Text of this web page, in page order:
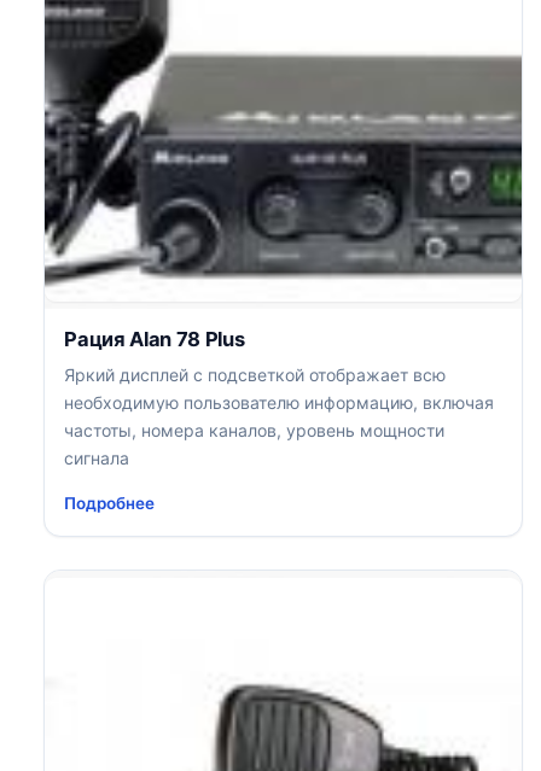
Рация Alan 78 Plus
Яркий дисплей с подсветкой отображает всю
необходимую пользователю информацию, включая
частоты, номера каналов, уровень мощности
сигнала
Подробнее